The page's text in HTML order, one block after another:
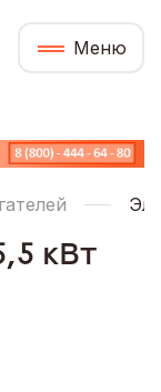
Меню
кВт